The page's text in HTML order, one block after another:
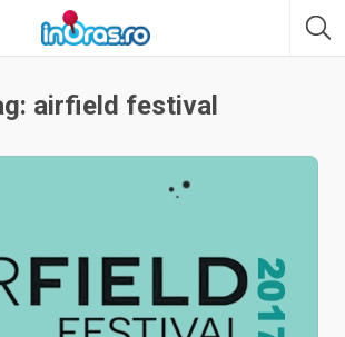
airfield festival